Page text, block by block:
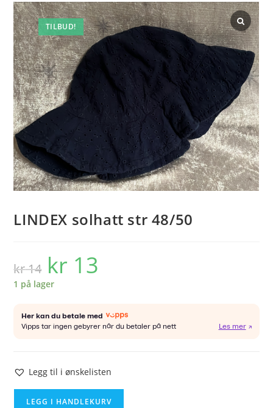
TILBUD!
LINDEX solhatt str 48/50
kr14
Opprinnelig
pris
var:
kr 14.
kr 13
1 på lager
Legg til i ønskelisten
LEGG I HANDLEKURV